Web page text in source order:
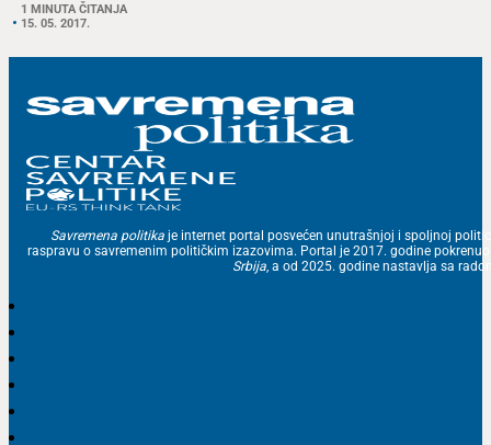
1 MINUTA ČITANJA
15. 05. 2017.
Savremena politika je internet portal posvećen unutrašnjoj i spoljnoj
raspravu o savremenim političkim izazovima. Portal je 2017. godine
Srbija, a od 2025. godine nastavlja sa